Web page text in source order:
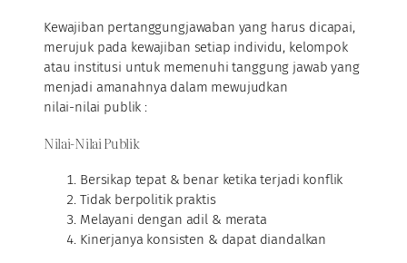
Kewajiban pertanggungjawaban yang harus dicapai,
merujuk pada kewajiban setiap individu, kelompok
atau institusi untuk memenuhi tanggung jawab yang
menjadi amanahnya dalam mewujudkan
nilai-nilai publik :
Nilai-Nilai Publik
Bersikap tepat & benar ketika terjadi konflik
Tidak berpolitik praktis
Melayani dengan adil & merata
Kinerjanya konsisten & dapat diandalkan